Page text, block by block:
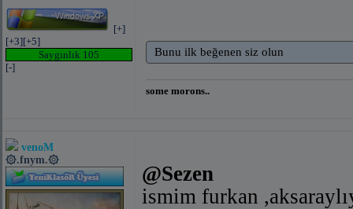
[+]
[+3][+5]
Saygınlık 105
[-]
Bunu ilk beğenen siz olun
some morons..
venoM
۞.fnym.۞
@Sezen
ismim furkan